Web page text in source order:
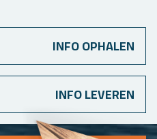
INFO OPHALEN
INFO LEVEREN